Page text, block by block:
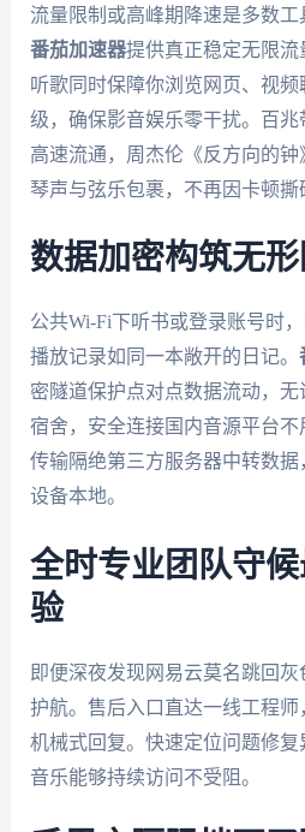
流量限制或高峰期降速是多数工
番茄加速器提供真正稳定无限
听歌同时保障你浏览网页、视
级，确保影音娱乐零干扰。百
高速流通，周杰伦《反方向的
琴声与弦乐包裹，不再因卡顿撕
数据加密构筑无形
公共Wi-Fi下听书或登录账号时
播放记录如同一本敞开的日记。
密隧道保护点对点数据流动，
宿舍，安全连接国内音源平台
传输隔绝第三方服务器中转数
设备本地。
全时专业团队守
验
即便深夜发现网易云莫名跳回
护航。售后入口直达一线工程
机械式回复。快速定位问题修
音乐能够持续访问不受阻。